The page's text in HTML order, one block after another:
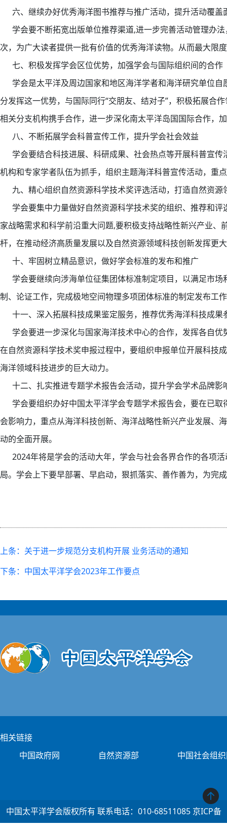
六、继续办好优秀海洋图书推荐与推广活动，提升活动覆盖
学会要不断拓宽出版单位推荐渠道,进一步完善活动管理办
次，为广大读者提供一批有价值的优秀海洋读物。从而最大限
七、积极发挥学会区位优势，加强学会与国际组织间的合作
学会是太平洋及周边国家和地区海洋学者和海洋研究单位自
分发挥这一优势，与国际同行“交朋友、结对子”，积极拓展合
相关分支机构携手合作，进一步深化南太平洋岛国国际合作，
八、不断拓展学会科普宣传工作，提升学会社会效益
学会要结合科技进展、科研成果、社会热点等开展科普宣传
机构和专家学者队伍为抓手，组织主题海洋科普宣传活动，重
九、精心组织自然资源科学技术奖评选活动，打造自然资源
学会要集中力量做好自然资源科学技术奖的组织、推荐和评
家战略需求和科学前沿重大问题,要积极支持战略性新兴产业
杆，在推动经济高质量发展以及自然资源领域科技创新发挥更
十、牢固树立精品意识，做好学会标准的发布和推广
学会要继续向涉海单位征集团体标准制定项目，以满足市场
制、论证工作，完成极地空间物理多项团体标准的制定发布工
十一、深入拓展科技成果鉴定服务，推荐优秀海洋科技成果
学会要进一步深化与国家海洋技术中心的合作，发挥各自优
在自然资源科学技术奖申报过程中，要组织申报单位开展科技
海洋领域科技进步的巨大动力。
十二、扎实推进专题学术报告会活动，提升学会学术品牌影
学会要组织办好中国太平洋学会专题学术报告会，要在已取
会影响力，重点从海洋科技创新、海洋战略性新兴产业发展、
动的全面开展。
2024年将是学会的活动大年，学会与社会各界合作的各项
局。学会上下要早部署、早启动，狠抓落实、善作善为，为完
上条：关于进一步规范分支机构开展 业务活动的通知
下条：中国太平洋学会2023年工作要点
相关链接
中国政府网
自然资源部 中国社会组
中国太平洋学会版权所有 联系电话：010-68511085 京ICP备